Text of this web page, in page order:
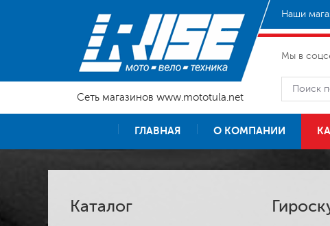
Сеть магазинов www.mototula.net
Наши
Мы в
ГЛАВНАЯ О КОМПАНИИ
Каталог